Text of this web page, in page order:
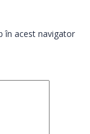
în acest navigator